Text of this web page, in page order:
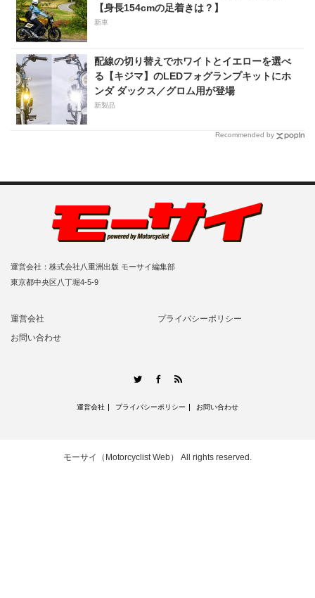
【身長154cmの足着きは？】
新車
配線の切り替えでホワイトとイエローを選べ
る【キジマ】のLEDフォグランプキットにホ
ンダ ダックス／グロム用が登場
新製品
Recommended by
運営会社：株式会社八重洲出版 モーサイ編集部
東京都中央区八丁堀4-5-9
運営会社
プライバシーポリシー
お問い合わせ
TwitterFacebook
運営会社 プライバシーポリシー お問い合わせ
モーサイ（Motorcyclist Web） All rights reserved.